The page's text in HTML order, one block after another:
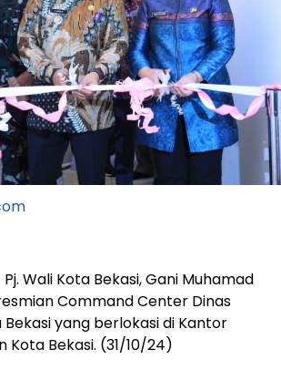
Pj. Wali Kota Bekasi, Gani Muhamad
Command Center Dinas
yang berlokasi di Kantor
Kota Bekasi. (31/10/24)